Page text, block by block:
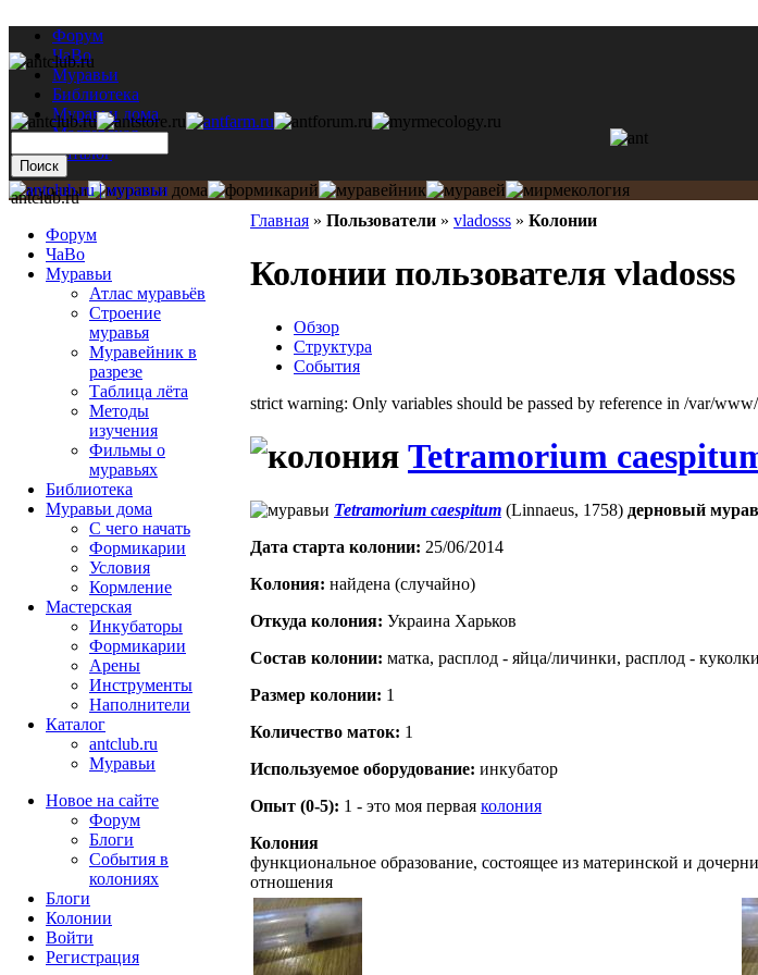
Форум
ЧаВо
Муравьи
Библиотека
Муравьи дома
Мастерская
Каталог
Главная » Пользователи » vladosss » Колонии
Колонии пользователя vladosss
Обзор
Структура
События
strict warning: Only variables should be passed by reference in /var/
Tetramorium
Tetramorium caespitum (Linnaeus, 1758) дерновый
Дата старта кoлонии: 25/06/2014
Кoлония: найдена (случайно)
Откуда кoлония: Украина Харьков
Состав кoлонии: матка, расплод - яйца/личинки, расплод - куколки
Размер кoлонии: 1
Количество маток: 1
Используемое оборудование: инкубатор
Опыт (0-5): 1 - это моя первая колония
Колония
функциональное образование, состоящее из материнской и
отношения
antclub.ru
Форум
ЧаВо
Муравьи
Атлас муравьёв
Строение
муравья
Муравейник в
разрезе
Таблица лёта
Методы
изучения
Фильмы о
муравьях
Библиотека
Муравьи дома
С чего начать
Формикарии
Условия
Кормление
Мастерская
Инкубаторы
Формикарии
Арены
Инструменты
Наполнители
Каталог
antclub.ru
Муравьи
Новое на сайте
Форум
Блоги
События в
колониях
Блоги
Колонии
Войти
Peгиcтpaция